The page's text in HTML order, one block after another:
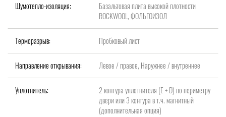
Шумотепло-изоляция:
Базальтовая плита высокой плотности
ROCKWOOL, ФОЛЬГОИЗОЛ
Терморазрыв: Пробковый лист
Направление открывания: Левое / правое, Наружнее / внутреннее
Уплотнитель:
2 контура уплотнителя (Е + D) по периметру
двери или 3 контура в т.ч. магнитный
(дополнительная опция)